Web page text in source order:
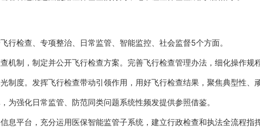
行检查、专项整治、日常监管、智能监控、社会监督5个方面。
机制，制定并公开飞行检查方案。完善飞行检查管理办法，细化操作规
制度。发挥飞行检查带动引领作用，用好飞行检查结果，聚焦典型性、
为强化日常监管、防范同类问题系统性频发提供参照借鉴。
息平台，充分运用医保智能监管子系统，建立行政检查和执法全流程指